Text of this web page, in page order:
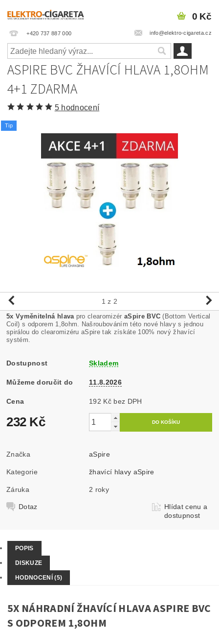
+420 737 887 000 info@elektro-cigareta.cz
0 Kč
ASPIRE BVC ŽHAVÍCÍ HLAVA 1,8OHM
4+1 ZDARMA
5 hodnocení
Tip
1 z 2
5x Vyměnitelná hlava pro clearomizér aSpire BVC (Bottom Vertical
Coil) s odporem 1,8ohm. Našroubováním této nové hlavy s jednou
spirálou do clearomizéru aSpire tak získáte 100% nový žhavící
systém.
Dostupnost Skladem
Můžeme doručit do 11.8.2026
Cena 192 Kč bez DPH
232 Kč
Značka aSpire
Kategorie žhavící hlavy aSpire
Záruka 2 roky
Dotaz
Hlídat cenu a
dostupnost
POPIS
DISKUZE
HODNOCENÍ (5)
5X NÁHRADNÍ ŽHAVÍCÍ HLAVA ASPIRE BVC
S ODPOREM 1,8OHM